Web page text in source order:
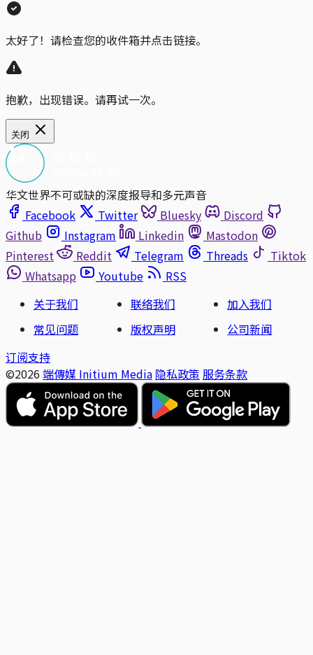
太好了！请检查您的收件箱并点击链接。
抱歉，出现错误。请再试一次。
关闭
华文世界不可或缺的深度报导和多元声音
Facebook
Twitter Bluesky
Discord
Github
Instagram Linkedin
Mastodon
Pinterest
Reddit Telegram Threads
Tiktok
Whatsapp
Youtube
RSS
关于我们
联络我们
加入我们
常见问题
版权声明
公司新闻
订阅支持
©2026 端傳媒 Initium Media 隐私政策 服务条款